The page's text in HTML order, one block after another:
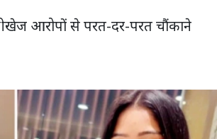
आरोपों से परत-दर-परत चौंकाने